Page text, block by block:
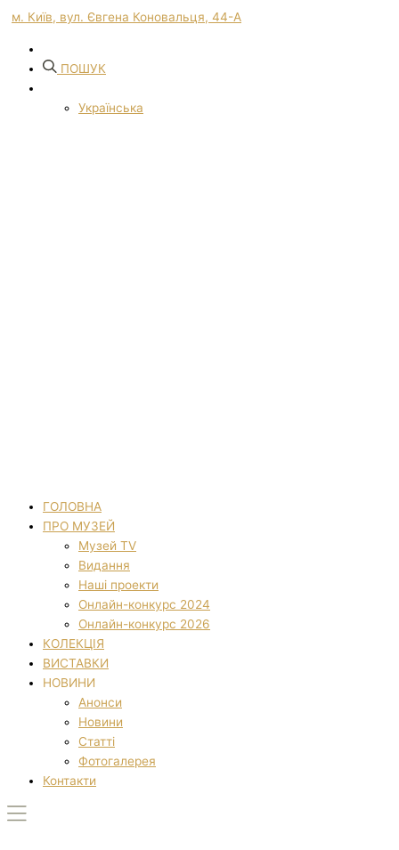
м. Київ, вул. Євгена Коновальця, 44-А
ПОШУК
Українська
ГОЛОВНА
ПРО МУЗЕЙ
Музей TV
Видання
Наші проекти
Онлайн-конкурс 2024
Онлайн-конкурс 2026
КОЛЕКЦІЯ
ВИСТАВКИ
НОВИНИ
Анонси
Новини
Статті
Фотогалерея
Контакти